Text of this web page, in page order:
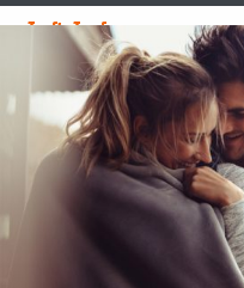
ไลฟ์สไตล์